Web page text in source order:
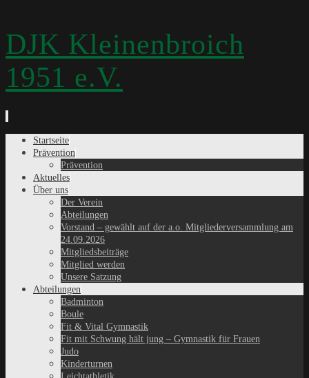
DJK Kleinenbroich
1951 e.V.
Zum
Inhalt
Startseite
Prävention
Prävention
Aktuelles
Über uns
Der Verein
Abteilungen
Vorstand – gewählt auf der a.o. Mitgliederversammlung am
24.09.2026
Mitgliedsbeiträge
Mitglied werden
Unsere Satzung
Abteilungen
Badminton
Boule
Fit & Vital Gymnastik
Fit mit Schwung hält jung – Gymnastik für Frauen
Judo
Kinderturnen